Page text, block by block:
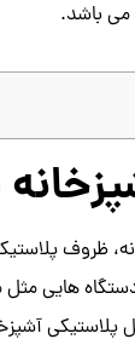
باشد.
ظروف
هایی
پلاستیکی